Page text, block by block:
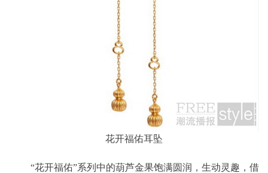
花开福佑耳坠
“花开福佑”系列中的葫芦金果饱满圆润，生动灵趣，借